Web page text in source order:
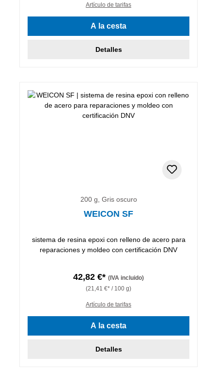
Artículo de tarifas
A la cesta
Detalles
200 g, Gris oscuro
WEICON SF
sistema de resina epoxi con relleno de acero para
reparaciones y moldeo con certificación DNV
42,82 €* (IVA incluido)
(21,41 €* / 100 g)
Artículo de tarifas
A la cesta
Detalles